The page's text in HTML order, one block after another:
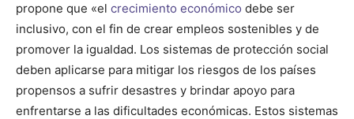
propone que «el crecimiento económico debe ser
inclusivo, con el fin de crear empleos sostenibles y de
promover la igualdad. Los sistemas de protección social
deben aplicarse para mitigar los riesgos de los países
propensos a sufrir desastres y brindar apoyo para
enfrentarse a las dificultades económicas. Estos sistemas